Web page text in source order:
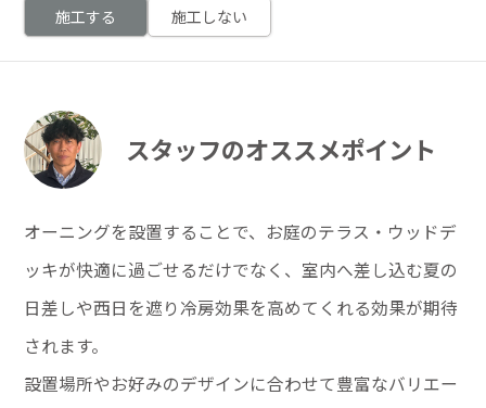
施工する 施工しない
スタッフのオススメポイント
オーニングを設置することで、お庭のテラス・ウッドデ
ッキが快適に過ごせるだけでなく、室内へ差し込む夏の
日差しや西日を遮り冷房効果を高めてくれる効果が期待
されます。
設置場所やお好みのデザインに合わせて豊富なバリエー